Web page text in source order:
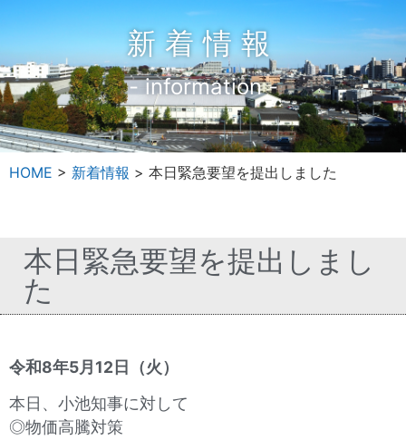
新着情報
- information -
HOME > 新着情報 > 本日緊急要望を提出しました
本日緊急要望を提出しまし
た
令和8年5月12日（火）
本日、小池知事に対して
◎物価高騰対策